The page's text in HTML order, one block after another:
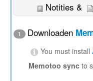
Notities &
1 Downloaden
You must install
Memotoo sync to